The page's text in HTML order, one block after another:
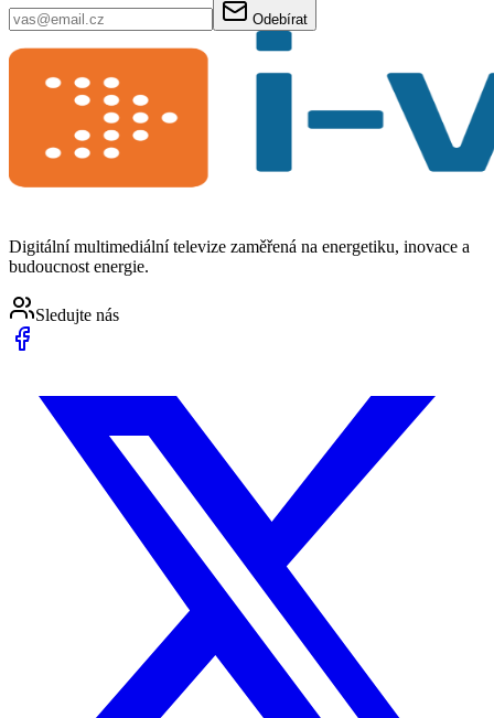
Odebírat
Digitální multimediální televize zaměřená na energetiku, inovace a
budoucnost energie.
Sledujte nás